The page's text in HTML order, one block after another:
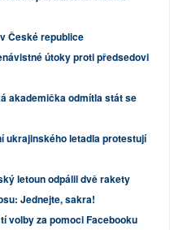
České republice
útoky proti předsedovi
akademička odmítla stát se
ukrajinského letadla protestují
letoun odpálil dvě rakety
Jednejte, sakra!
volby za pomoci Facebooku